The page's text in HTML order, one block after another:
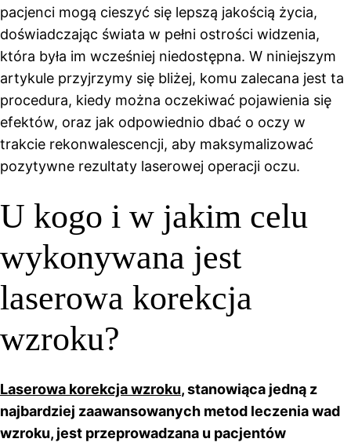
pacjenci mogą cieszyć się lepszą jakością życia,
doświadczając świata w pełni ostrości widzenia,
która była im wcześniej niedostępna. W niniejszym
artykule przyjrzymy się bliżej, komu zalecana jest ta
procedura, kiedy można oczekiwać pojawienia się
efektów, oraz jak odpowiednio dbać o oczy w
trakcie rekonwalescencji, aby maksymalizować
pozytywne rezultaty laserowej operacji oczu.
U kogo i w jakim celu
wykonywana jest
laserowa korekcja
wzroku?
Laserowa korekcja wzroku, stanowiąca jedną z
najbardziej zaawansowanych metod leczenia wad
wzroku, jest przeprowadzana u pacjentów